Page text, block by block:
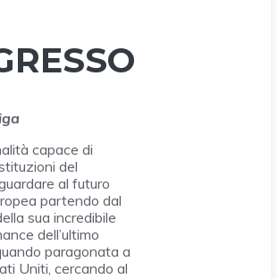
capace di
del
al futuro
partendo dal
sua incredibile
dell’ultimo
paragonata a
Uniti, cercando al